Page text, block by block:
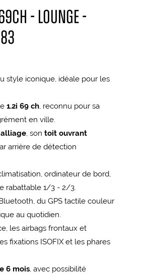
- Lounge -
style iconique, idéale pour les
1.2i 69 ch , reconnu pour sa
en ville.
, son toit ouvrant
arrière de détection
ordinateur de bord,
rabattable 1/3 - 2/3.
Bluetooth, du GPS tactile couleur
au quotidien.
les airbags frontaux et
fixations ISOFIX et les phares
6 mois , avec possibilité